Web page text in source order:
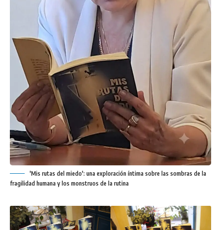
'Mis rutas del miedo': una exploración íntima sobre las sombras de la
fragilidad humana y los monstruos de la rutina